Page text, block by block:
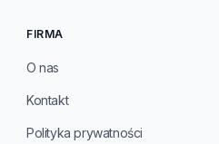
FIRMA
O nas
Kontakt
Polityka prywatności